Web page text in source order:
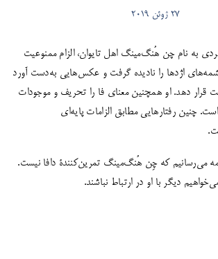
27 ژوئن 2019
به نام چن هُنگ‌مینگ اهل تایوان، الزام ممنوعیت
اژدها را نادیده گرفت و عکس‌هایی به‌دست آورد
قرار دهد. او همچنین معنای فا را تحریف و موجودات
چنین رفتارهایی مطابق الزامات پایه‌ای
می‌رسانیم که چِن هُنگ‌مینگ تمرین‌کنندۀ دافا نیست.
دیگر با او در ارتباط نباشند.